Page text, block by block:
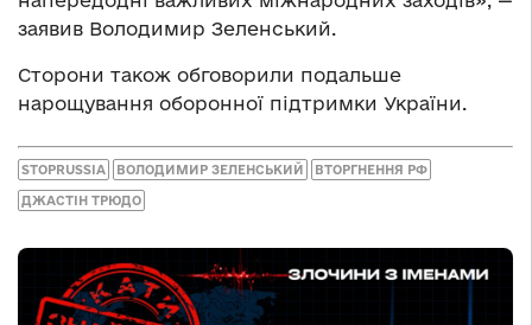
заявив Володимир Зеленський.
Сторони також обговорили подальше
нарощування оборонної підтримки України.
STOPRUSSIA ВОЛОДИМИР ЗЕЛЕНСЬКИЙ ВТОРГНЕННЯ РФ
ДЖАСТІН ТРЮДО